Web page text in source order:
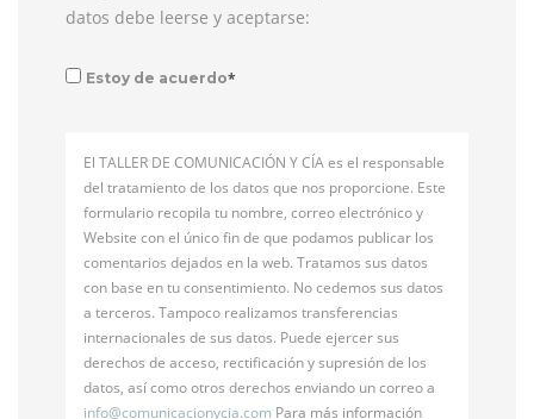
datos debe leerse y aceptarse:
Estoy de acuerdo*
El TALLER DE COMUNICACIÓN Y CÍA es el responsable
del tratamiento de los datos que nos proporcione. Este
formulario recopila tu nombre, correo electrónico y
Website con el único fin de que podamos publicar los
comentarios dejados en la web. Tratamos sus datos
con base en tu consentimiento. No cedemos sus datos
a terceros. Tampoco realizamos transferencias
internacionales de sus datos. Puede ejercer sus
derechos de acceso, rectificación y supresión de los
datos, así como otros derechos enviando un correo a
info@comunicacionycia.com Para más información